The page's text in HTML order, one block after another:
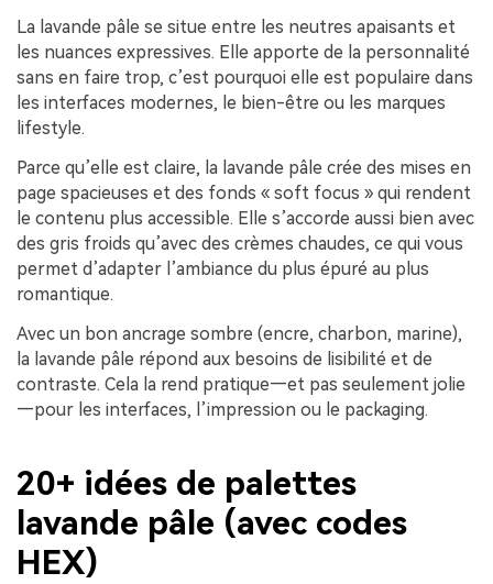
La lavande pâle se situe entre les neutres apaisants et
les nuances expressives. Elle apporte de la personnalité
sans en faire trop, c’est pourquoi elle est populaire dans
les interfaces modernes, le bien-être ou les marques
lifestyle.
Parce qu’elle est claire, la lavande pâle crée des mises en
page spacieuses et des fonds « soft focus » qui rendent
le contenu plus accessible. Elle s’accorde aussi bien avec
des gris froids qu’avec des crèmes chaudes, ce qui vous
permet d’adapter l’ambiance du plus épuré au plus
romantique.
Avec un bon ancrage sombre (encre, charbon, marine),
la lavande pâle répond aux besoins de lisibilité et de
contraste. Cela la rend pratique—et pas seulement jolie
—pour les interfaces, l’impression ou le packaging.
20+ idées de palettes
lavande pâle (avec codes
HEX)